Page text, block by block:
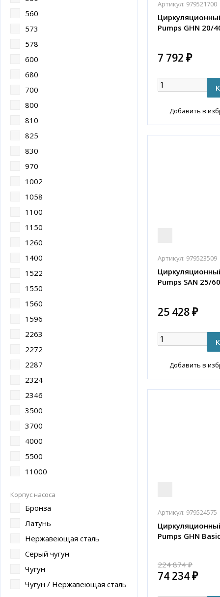
560
573
578
600
680
700
800
810
825
830
970
1002
1058
1100
1150
1260
1400
1522
1550
1560
1596
2263
2272
2287
2324
2346
3500
3700
4000
5500
11000
Корпус насоса
Бронза
Латунь
Нержавеющая сталь
Серый чугун
Чугун
Чугун / Нержавеющая сталь
Артикул: 979521700
Pumps GHN 20/
7 792 ₽
Добавить в
Артикул: 979523509
Pumps SAN 25/
25 428 ₽
Добавить в
Артикул: 979524575
Pumps GHN
224 874 ₽
74 234 ₽